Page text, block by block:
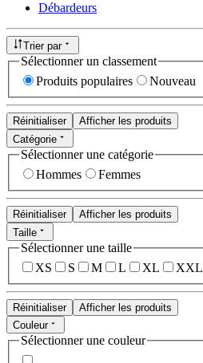
Débardeurs
Trier par
Sélectionner un classement
Produits populaires
Nouveau
Réinitialiser
Afficher les produits
Catégorie
Sélectionner une catégorie
Hommes
Femmes
Réinitialiser
Afficher les produits
Taille
Sélectionner une taille
XS
S M L XL XXL
Réinitialiser
Afficher les produits
Couleur
Sélectionner une couleur